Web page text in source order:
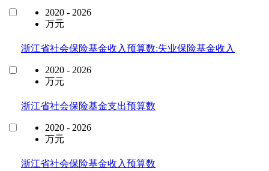
2020 - 2026
万元
浙江省社会保险基金收入预算数:失业保险基金收入
2020 - 2026
万元
浙江省社会保险基金支出预算数
2020 - 2026
万元
浙江省社会保险基金收入预算数